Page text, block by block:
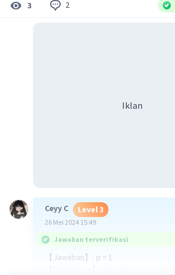
3 2
Iklan
Ceyy C Level 3
26 Mei 2024 15:49
Jawaban terverifikasi
【Jawaban】: p = 1